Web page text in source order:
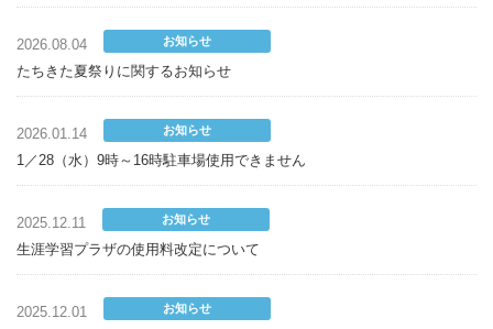
2026.08.04 お知らせ
たちきた夏祭りに関するお知らせ
2026.01.14 お知らせ
1／28（水）9時～16時駐車場使用できません
2025.12.11 お知らせ
生涯学習プラザの使用料改定について
2025.12.01 お知らせ